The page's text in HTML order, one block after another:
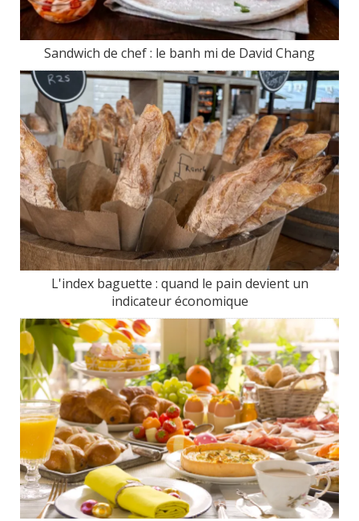
Sandwich de chef : le banh mi de David Chang
L'index baguette : quand le pain devient un
indicateur économique